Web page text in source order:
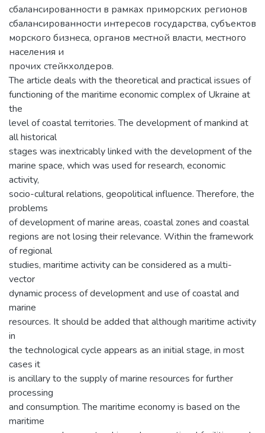
сбалансированности в рамках приморских регионов
сбалансированности интересов государства, субъектов
морского бизнеса, органов местной власти, местного
населения и
прочих стейкхолдеров.
The article deals with the theoretical and practical issues of
functioning of the maritime economic complex of Ukraine at
the
level of coastal territories. The development of mankind at
all historical
stages was inextricably linked with the development of the
marine space, which was used for research, economic
activity,
socio-cultural relations, geopolitical influence. Therefore, the
problems
of development of marine areas, coastal zones and coastal
regions are not losing their relevance. Within the framework
of regional
studies, maritime activity can be considered as a multi-
vector
dynamic process of development and use of coastal and
marine
resources. It should be added that although maritime activity
in
the technological cycle appears as an initial stage, in most
cases it
is ancillary to the supply of marine resources for further
processing
and consumption. The maritime economy is based on the
maritime